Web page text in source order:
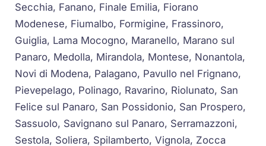
Secchia, Fanano, Finale Emilia, Fiorano
Modenese, Fiumalbo, Formigine, Frassinoro,
Guiglia, Lama Mocogno, Maranello, Marano sul
Panaro, Medolla, Mirandola, Montese, Nonantola,
Novi di Modena, Palagano, Pavullo nel Frignano,
Pievepelago, Polinago, Ravarino, Riolunato, San
Felice sul Panaro, San Possidonio, San Prospero,
Sassuolo, Savignano sul Panaro, Serramazzoni,
Sestola, Soliera, Spilamberto, Vignola, Zocca